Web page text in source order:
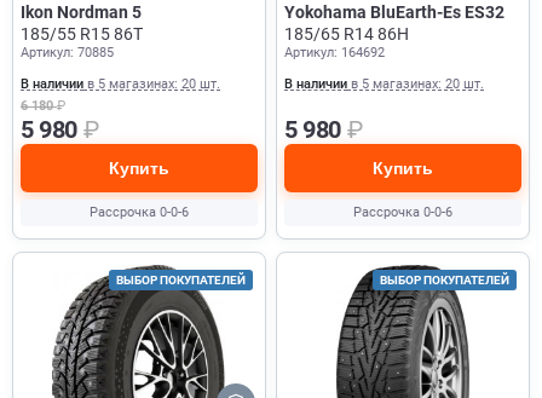
Ikon Nordman 5
185/55 R15 86T
Артикул: 70885
В наличии в 5 магазинах: 20 шт.
6 180₽
5 980 ₽
Купить
Рассрочка 0-0-6
Yokohama BluEarth-Es ES32
185/65 R14 86H
Артикул: 164692
В наличии в 5 магазинах: 20 шт.
5 980 ₽
Купить
Рассрочка 0-0-6
ВЫБОР ПОКУПАТЕЛЕЙ ВЫБОР ПОКУПАТЕЛЕЙ